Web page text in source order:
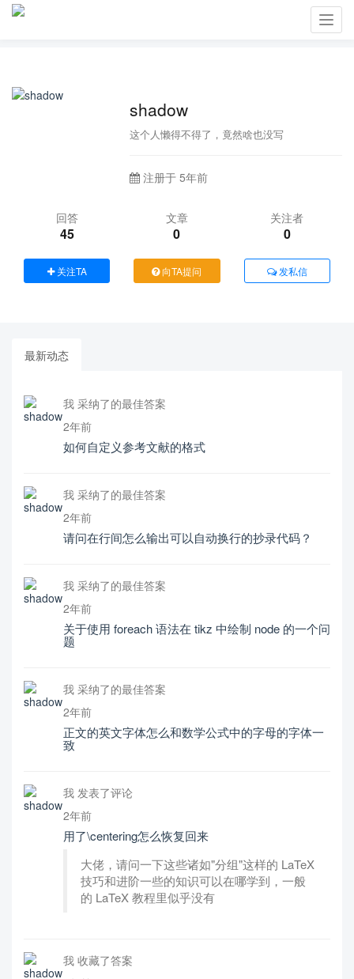
shadow
这个人懒得不得了，竟然啥也没写
注册于 5年前
回答
45
文章
0
关注者
0
关注TA 向TA提问 发私信
最新动态
我 采纳了的最佳答案
2年前
如何自定义参考文献的格式
我 采纳了的最佳答案
2年前
请问在行间怎么输出可以自动换行的抄录代码？
我 采纳了的最佳答案
2年前
关于使用 foreach 语法在 tikz 中绘制 node 的一个问
题
我 采纳了的最佳答案
2年前
正文的英文字体怎么和数学公式中的字母的字体一
致
我 发表了评论
2年前
用了\centering怎么恢复回来
大佬，请问一下这些诸如"分组"这样的 LaTeX
技巧和进阶一些的知识可以在哪学到，一般
的 LaTeX 教程里似乎没有
我 收藏了答案